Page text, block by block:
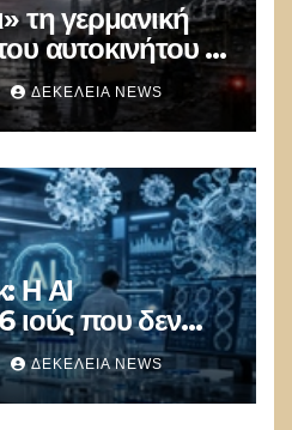
τη γερμανική
αυτοκινήτου –
λουκέτα και
ΔΕΚΈΛΕΙΑ NEWS
Η ΑΙ
ιούς που δεν
–
μόλις
ΔΕΚΈΛΕΙΑ NEWS